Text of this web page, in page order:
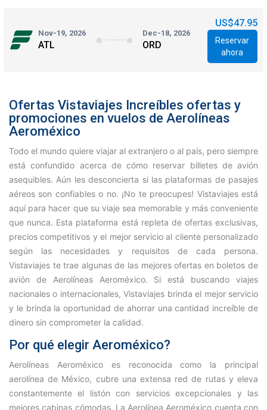
Nov-19, 2026
ATL
Dec-18, 2026
ORD
US$47.95
Reservar
ahora
Ofertas Vistaviajes Increíbles ofertas y
promociones en vuelos de Aerolíneas
Aeroméxico
Todo el mundo quiere viajar al extranjero o al país, pero siempre
está confundido acerca de cómo reservar billetes de avión
asequibles. Aún les desconcierta si las plataformas de pasajes
aéreos son confiables o no. ¡No te preocupes! Vistaviajes está
aquí para hacer que su viaje sea memorable y más conveniente
que nunca. Esta plataforma está repleta de ofertas exclusivas,
precios competitivos y el mejor servicio al cliente personalizado
según las necesidades y requisitos de cada persona.
Vistaviajes te trae algunas de las mejores ofertas en boletos de
avión de Aerolíneas Aeroméxico. Si está buscando viajes
nacionales o internacionales, Vistaviajes brinda el mejor servicio
y le brinda la oportunidad de ahorrar una cantidad increíble de
dinero sin comprometer la calidad.
Por qué elegir Aeroméxico?
Aerolíneas Aeroméxico es reconocida como la principal
aerolínea de México, cubre una extensa red de rutas y eleva
constantemente el listón con servicios excepcionales y las
mejores cabinas cómodas. La Aerolínea Aeroméxico cuenta con